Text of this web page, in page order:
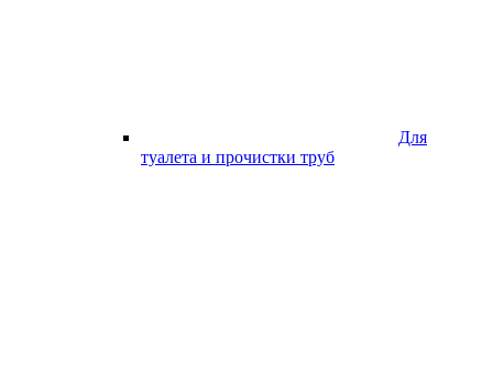
Для
туалета и прочистки труб